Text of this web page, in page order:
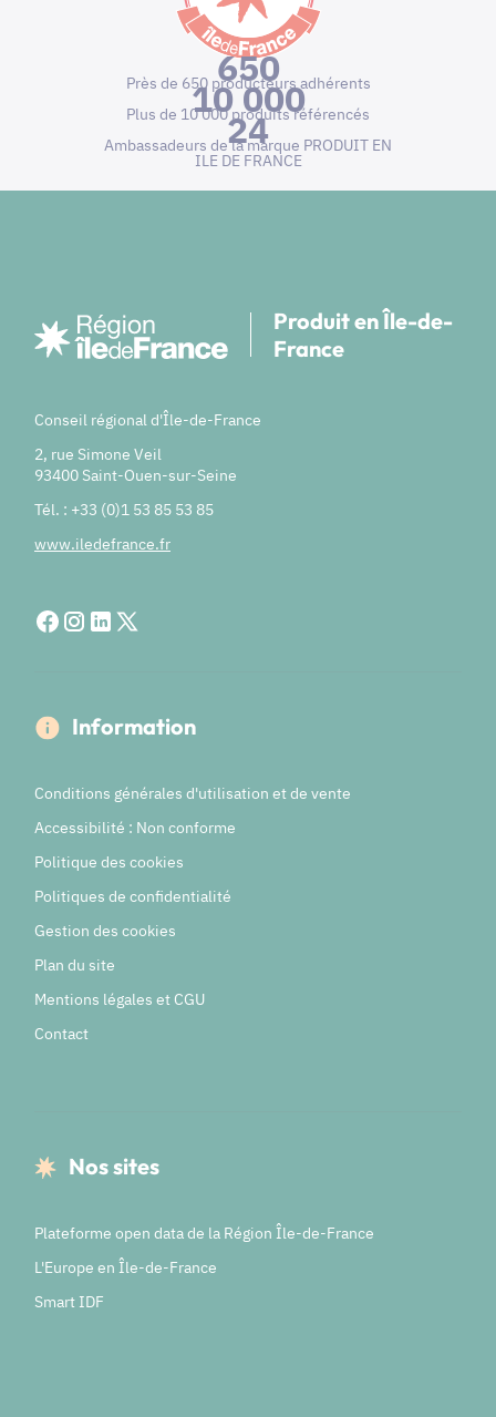
650
Près de 650 producteurs adhérents
10 000
Plus de 10 000 produits référencés
24
Ambassadeurs de la marque PRODUIT EN
ILE DE FRANCE
Produit en Île-de-
France
Conseil régional d'Île-de-France
2, rue Simone Veil
93400 Saint-Ouen-sur-Seine
Tél. : +33 (0)1 53 85 53 85
www.iledefrance.fr
Information
Conditions générales d'utilisation et de vente
Accessibilité : Non conforme
Politique des cookies
Politiques de confidentialité
Gestion des cookies
Plan du site
Mentions légales et CGU
Contact
Nos sites
Plateforme open data de la Région Île-de-France
L'Europe en Île-de-France
Smart IDF